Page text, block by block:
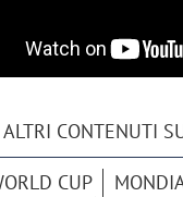
ALTRI CONTENUTI
CUP